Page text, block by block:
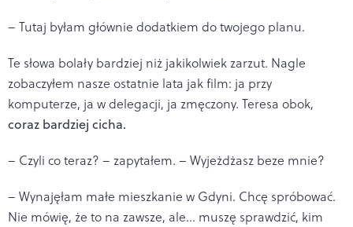
– Tutaj byłam głównie dodatkiem do twojego planu.
Te słowa bolały bardziej niż jakikolwiek zarzut. Nagle
zobaczyłem nasze ostatnie lata jak film: ja przy
komputerze, ja w delegacji, ja zmęczony. Teresa obok,
coraz bardziej cicha.
– Czyli co teraz? – zapytałem. – Wyjeżdżasz beze mnie?
– Wynajęłam małe mieszkanie w Gdyni. Chcę spróbować.
Nie mówię, że to na zawsze, ale… muszę sprawdzić, kim